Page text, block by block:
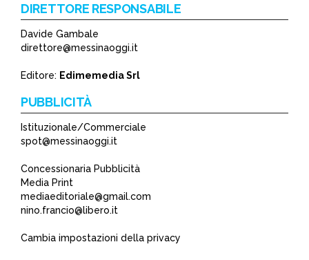
DIRETTORE RESPONSABILE
Davide Gambale
direttore@messinaoggi.it
Editore: Edimemedia Srl
PUBBLICITÀ
Istituzionale/Commerciale
spot@messinaoggi.it
Concessionaria Pubblicità
Media Print
mediaeditoriale@gmail.com
nino.francio@libero.it
Cambia impostazioni della privacy